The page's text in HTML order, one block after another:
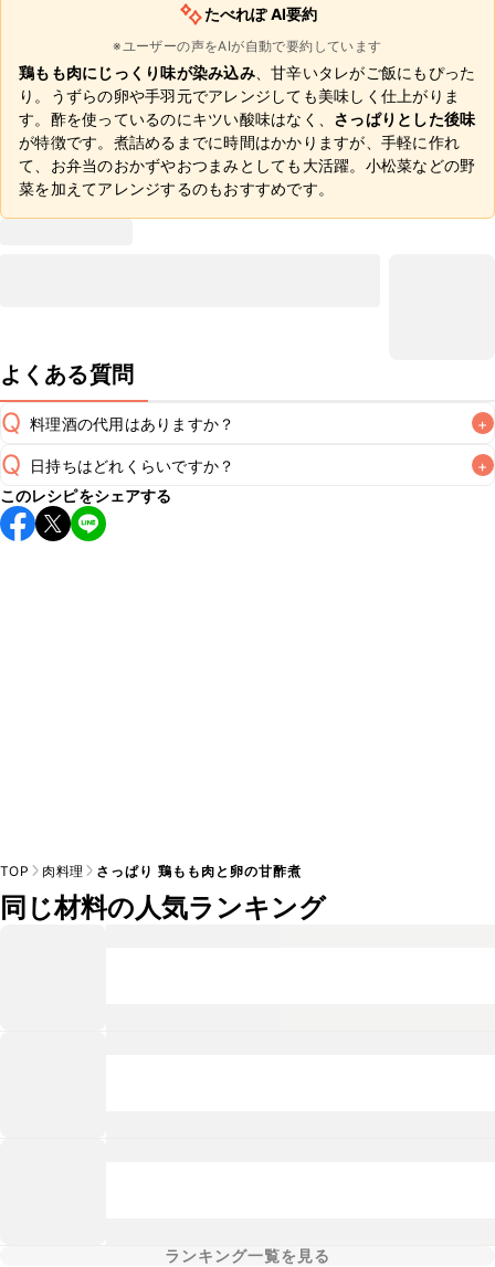
たべれぽ AI要約
※ユーザーの声をAIが自動で要約しています
鶏もも肉にじっくり味が染み込み、甘辛いタレがご飯にもぴった
り。うずらの卵や手羽元でアレンジしても美味しく仕上がりま
す。酢を使っているのにキツい酸味はなく、 さっぱりとした後味
が特徴です。煮詰めるまでに時間はかかりますが、手軽に作れ
て、お弁当のおかずやおつまみとしても大活躍。小松菜などの野
菜を加えてアレンジするのもおすすめです。
よくある質問
Q 料理酒の代用はありますか？ +
A
Q 日持ちはどれくらいですか？ +
保存期間は冷蔵で翌日中が目安です。なるべくお早めにお召
し上がりください。
このレシピをシェアする
TOP 肉料理 さっぱり 鶏もも肉と卵の甘酢煮
同じ材料の人気ランキング
ランキング一覧を見る